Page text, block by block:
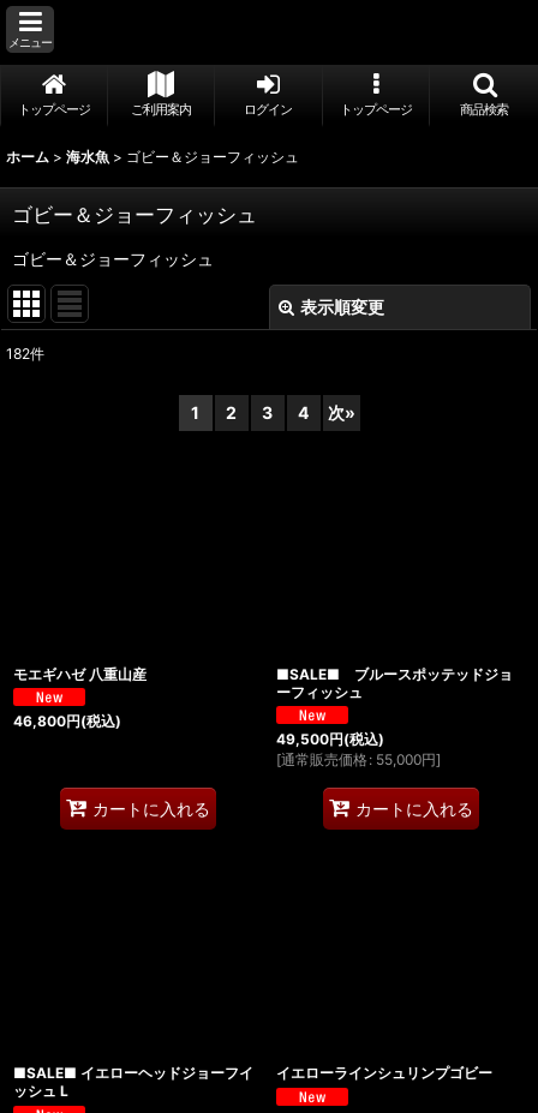
メニュー
トップページ ご利用案内 ログイン トップページ 商品検索
ホーム > 海水魚 > ゴビー＆ジョーフィッシュ
ゴビー＆ジョーフィッシュ
ゴビー＆ジョーフィッシュ
表示順変更
182件
1 2 3 4 次»
モエギハゼ 八重山産
46,800円(税込)
カートに入れる
■SALE■ ブルースポッテッドジョ
ーフィッシュ
49,500円(税込)
[通常販売価格 : 55,000円]
カートに入れる
■SALE■ イエローヘッドジョーフイ
ッシュ L
イエローラインシュリンプゴビー